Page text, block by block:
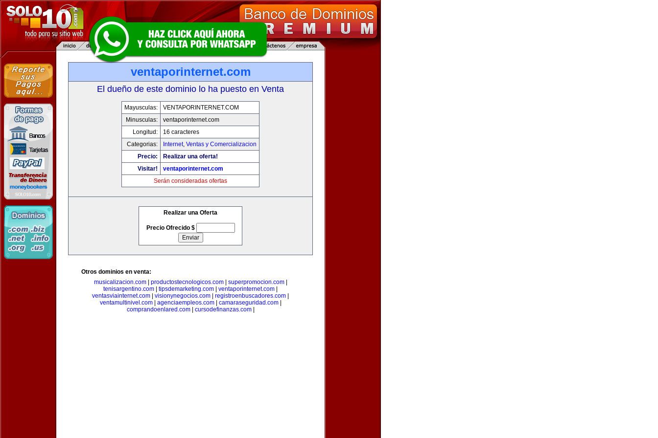
ventaporinternet.com
El dueño de este dominio lo ha puesto en Venta
Mayusculas:
VENTAPORINTERNET.COM
Minusculas:
ventaporinternet.com
Longitud:
16 caracteres
Categorias:
Internet, Ventas y Comercializacion
Precio:
Realizar una oferta!
Visitar!
ventaporinternet.com
Serán consideradas ofertas
Realizar una Oferta
Precio Ofrecido $
Otros dominios en venta:
musicalizacion.com| productostecnologicos.com| superpromocion.com|
tenisargentino.com
tipsdemarketing.com ventaporinternet.com
ventasviainternet.com
visionynegocios.com registroenbuscadores.com
ventamultinivel.com| agenciaempleos.com| camaraseguridad.com|
comprandoenlared.com| cursodefinanzas.com|